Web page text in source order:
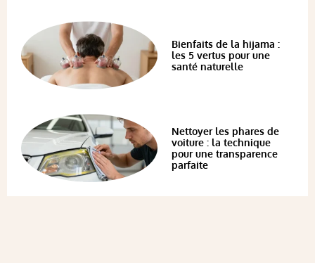
Bienfaits de la hijama :
les 5 vertus pour une
santé naturelle
Nettoyer les phares de
voiture : la technique
pour une transparence
parfaite